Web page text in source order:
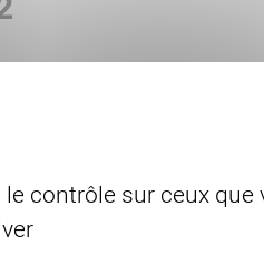
contrôle sur ceux que